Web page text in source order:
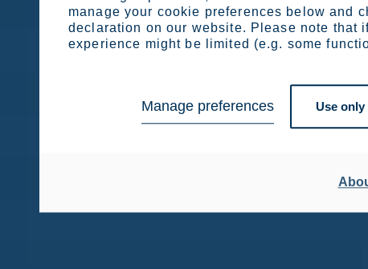
manage your cookie preferences below and
declaration on our website. Please note that
experience might be limited (e.g. some
Manage preferences Use only